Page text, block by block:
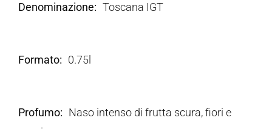
Denominazione Toscana IGT
Formato 0.75l
Profumo
Naso intenso di frutta scura, fiori e